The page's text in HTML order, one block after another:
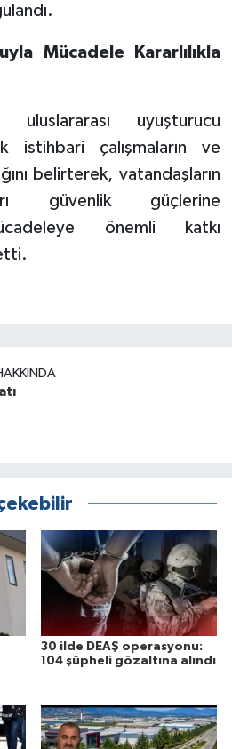
Mücadele Kararlılıkla
uluslararası uyuşturucu
istihbari çalışmaların ve
belirterek, vatandaşların
güvenlik güçlerine
önemli katkı
30 ilde DEAŞ operasyonu:
104 şüpheli gözaltına alındı